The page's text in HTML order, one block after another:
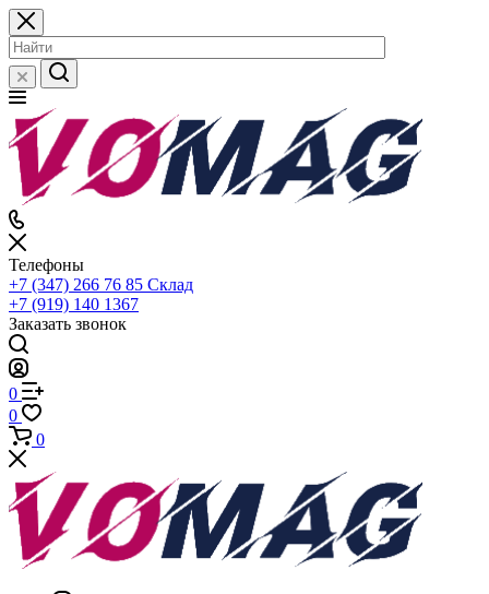
Телефоны
+7 (347) 266 76 85 Склад
+7 (919) 140 1367
Заказать звонок
0
0
0